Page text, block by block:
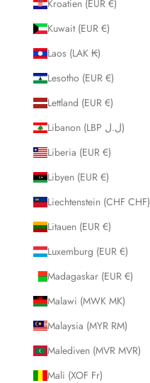
Kroatien (EUR €)
Kuwait (EUR €)
Laos (LAK ₭)
Lesotho (EUR €)
Lettland (EUR €)
Libanon (LBP ل.ل)
Liberia (EUR €)
Libyen (EUR €)
Liechtenstein (CHF CHF)
Litauen (EUR €)
Luxemburg (EUR €)
Madagaskar (EUR €)
Malawi (MWK MK)
Malaysia (MYR RM)
Malediven (MVR MVR)
Mali (XOF Fr)